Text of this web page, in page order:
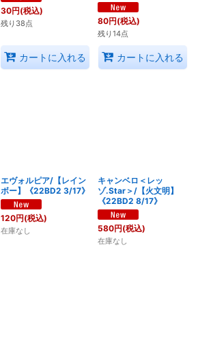
30円(税込)
残り38点
カートに入れる
80円(税込)
残り14点
カートに入れる
エヴォルピア/【レイン
ボー】《22BD2 3/17》
120円(税込)
在庫なし
キャンベロ＜レッ
ゾ.Star＞/【火文明】
《22BD2 8/17》
580円(税込)
在庫なし